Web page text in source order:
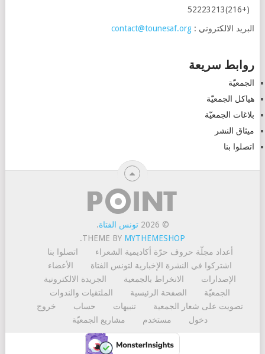
(+216)52223213
البريد الالكتروني : contact@tounesaf.org
روابط سريعة
الجمعيّة
هياكل الجمعيّة
بلاغات الجمعيّة
ميثاق النشر
اتصلوا بنا
© 2026 تونس الفتاة.
THEME BY MYTHEMESHOP
.
أعداد مجلّة حروف حرّة أكاديمية الشعراء
اتصلوا بنا
اشتركوا في النشرة الإخبارية لتونس الفتاة
الأعضاء
الإصدارات
الانخراط بالجمعية
الجريدة الالكترونية
الجمعيّة
الصفحة الرئيسية
الملتقيات والندوات
تصويت على شعار الجمعية
تنبيهات حساب
خروج
دخول
مستخدم مشاريع الجمعيّة